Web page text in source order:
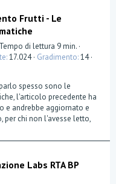
Frutti - Le
Tempo di lettura 9 min.
17.024 Gradimento 14
spesso sono le
l'articolo precedente ha
e andrebbe aggiornato e
per chi non l'avesse letto,
Labs RTA BP